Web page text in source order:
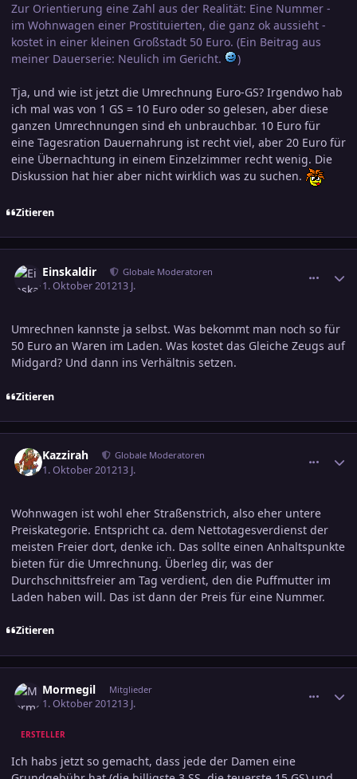
Zur Orientierung eine Zahl aus der Realität: Eine Nummer -
im Wohnwagen einer Prostituierten, die ganz ok aussieht -
kostet in einer kleinen Großstadt 50 Euro. (Ein Beitrag aus
meiner Dauerserie: Neulich im Gericht.
)
Tja, und wie ist jetzt die Umrechnung Euro-GS? Irgendwo hab
ich mal was von 1 GS = 10 Euro oder so gelesen, aber diese
ganzen Umrechnungen sind eh unbrauchbar. 10 Euro für
eine Tagesration Dauernahrung ist recht viel, aber 20 Euro für
eine Übernachtung in einem Einzelzimmer recht wenig. Die
Diskussion hat hier aber nicht wirklich was zu suchen.
Zitieren
Einskaldir Globale Moderatoren
1. Oktober 201213 J.
Umrechnen kannste ja selbst. Was bekommt man noch so für
50 Euro an Waren im Laden. Was kostet das Gleiche Zeugs auf
Midgard? Und dann ins Verhältnis setzen.
Zitieren
Kazzirah Globale Moderatoren
1. Oktober 201213 J.
Wohnwagen ist wohl eher Straßenstrich, also eher untere
Preiskategorie. Entspricht ca. dem Nettotagesverdienst der
meisten Freier dort, denke ich. Das sollte einen Anhaltspunkte
bieten für die Umrechnung. Überleg dir, was der
Durchschnittsfreier am Tag verdient, den die Puffmutter im
Laden haben will. Das ist dann der Preis für eine Nummer.
Zitieren
Mormegil Mitglieder
1. Oktober 201213 J.
ERSTELLER
Ich habs jetzt so gemacht, dass jede der Damen eine